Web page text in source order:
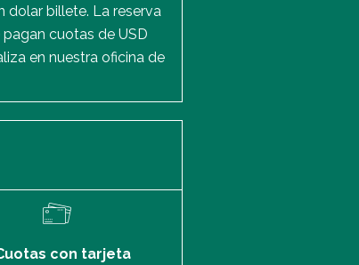
dolar billete. La reserva
cuotas de USD
en nuestra oficina de
con tarjeta